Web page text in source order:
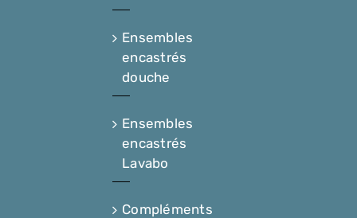
Ensembles
encastrés
douche
Ensembles
encastrés
Lavabo
Compléments